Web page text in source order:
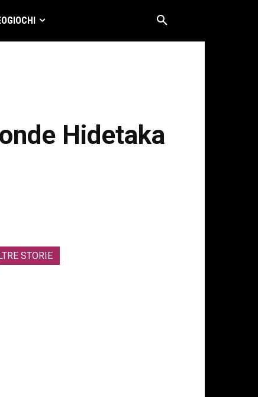
Hidetaka
STORIE